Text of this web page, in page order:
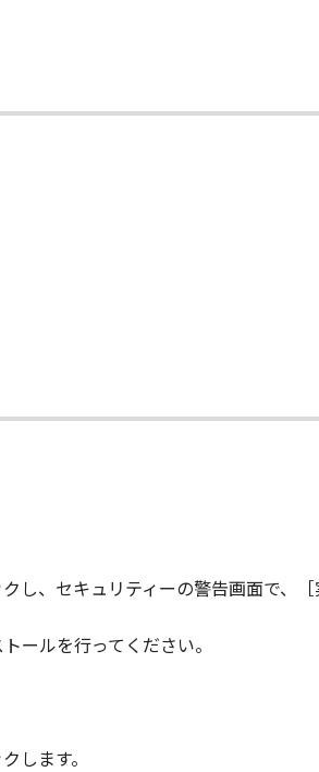
ヤノンのライセンサーの著作権表示
よりキヤノンまたはキヤノンのライ
可等を得ることなしに、「本ソフト
」に対してアップデート、バグの修
諾されます。キヤノン、キヤノンの
一切しないものとします。
、キヤノンの関連会社、それらの販
害（逸失利益およびその他の派生的
められる限り、一切の責任を負わな
会社、それらの販売代理店または販
、キヤノンの関連会社、それらの販
たは関連してお客様と第三者との間
、セキュリティーの警告画面で、［
ールを行ってください。
します。